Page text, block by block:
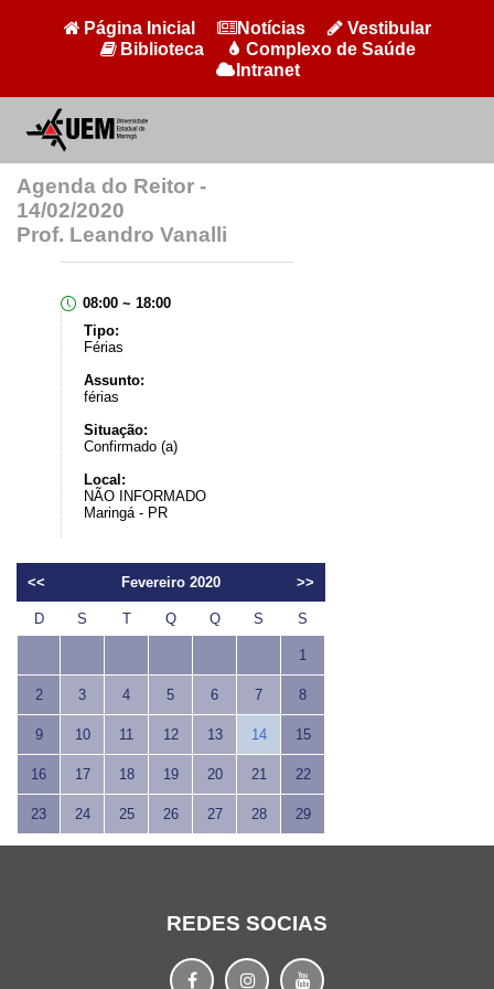
Página Inicial Notícias
Vestibular
Biblioteca
Complexo de Saúde
Intranet
Agenda do Reitor -
14/02/2020
Prof. Leandro Vanalli
08:00 ~ 18:00
Tipo:
Férias
Assunto:
férias
Situação:
Confirmado (a)
Local:
NÃO INFORMADO
Maringá - PR
<< Fevereiro 2020 >>
D S T Q Q S S
1
2 3 4 5 6 7 8
9 10 11 12 13 14 15
16 17 18 19 20 21 22
23 24 25 26 27 28 29
REDES SOCIAS